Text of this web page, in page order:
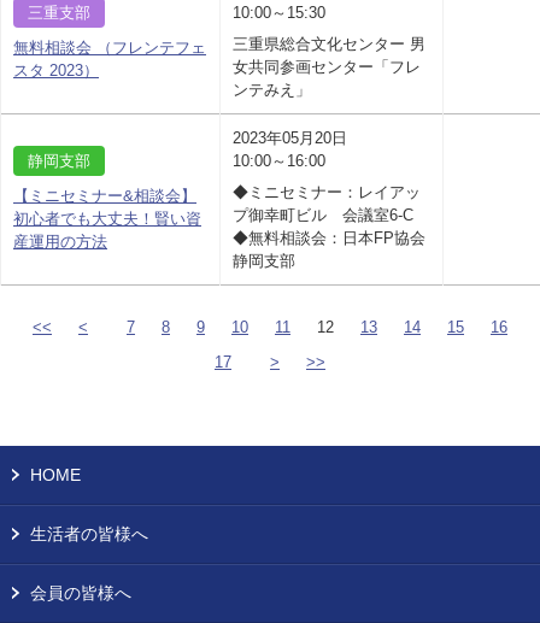
三重支部
無料相談会 （フレンテフェ
スタ 2023）
10:00～15:30
三重県総合文化センター 男
女共同参画センター「フレ
ンテみえ」
静岡支部
【ミニセミナー&相談会】
初心者でも大丈夫！賢い資
産運用の方法
2023年05月20日
10:00～16:00
◆ミニセミナー：レイアッ
プ御幸町ビル 会議室6-C
◆無料相談会：日本FP協会
静岡支部
<< < 7 8 9 10 11 12 13 14 15
16
17
> >>
HOME
生活者の皆様へ
会員の皆様へ